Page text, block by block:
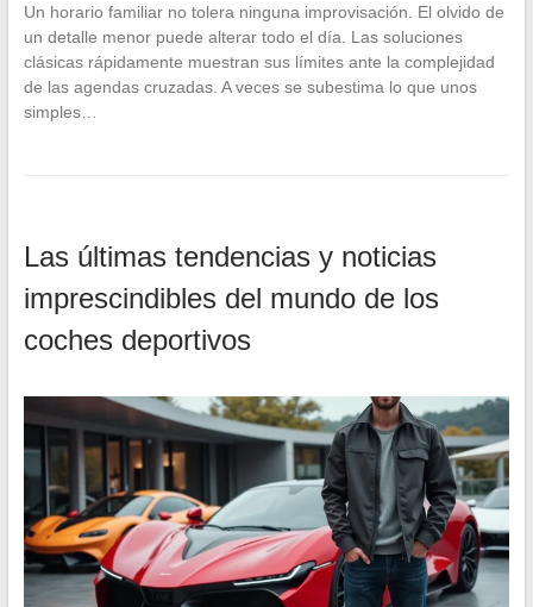
Un horario familiar no tolera ninguna improvisación. El olvido de
un detalle menor puede alterar todo el día. Las soluciones
clásicas rápidamente muestran sus límites ante la complejidad
de las agendas cruzadas. A veces se subestima lo que unos
simples…
Las últimas tendencias y noticias
imprescindibles del mundo de los
coches deportivos